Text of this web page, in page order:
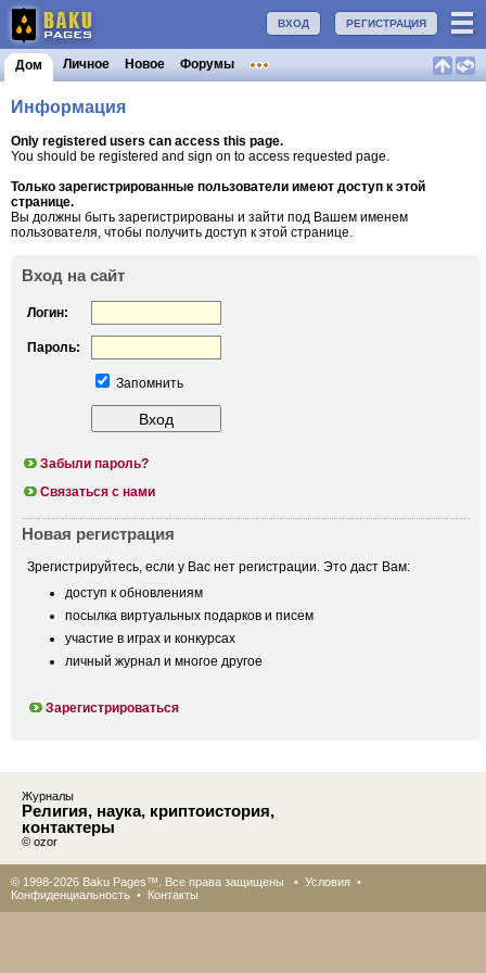
РЕГИСТРАЦИЯ
ВХОД
Дом Личное Новое Форумы
Информация
Only registered users can access this page.
You should be registered and sign on to access requested page.
Только зарегистрированные пользователи имеют доступ к этой
странице.
Вы должны быть зарегистрированы и зайти под Вашем именем
пользователя, чтобы получить доступ к этой странице.
Вход на сайт
Логин:
Пароль:
Запомнить
Забыли пароль?
Связаться с нами
Новая регистрация
Зрегистрируйтесь, если у Вас нет регистрации. Это даст Вам:
доступ к обновлениям
посылка виртуальных подарков и писем
участие в играх и конкурсах
личный журнал и многое другое
Зарегистрироваться
Журналы
Религия, наука, криптоистория,
контактеры
© ozor
© 1998-2026 Baku Pages™. Все права защищены • Условия •
Конфиденциальность • Контакты